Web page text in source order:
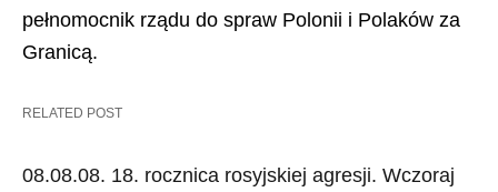
pełnomocnik rządu do spraw Polonii i Polaków za
Granicą.
RELATED POST
08.08.08. 18. rocznica rosyjskiej agresji. Wczoraj